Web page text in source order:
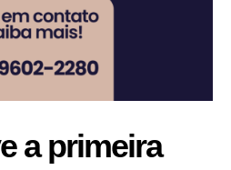
a primeira